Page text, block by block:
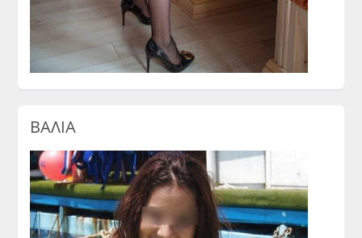
ΒΑΛΙΑ